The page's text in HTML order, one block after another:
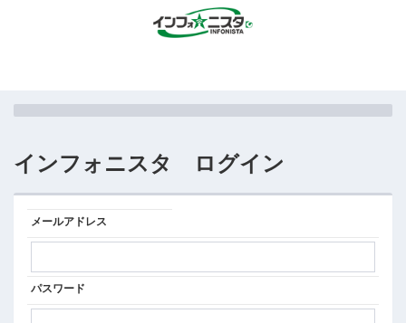
インフォニスタ ログイン
メールアドレス
パスワード